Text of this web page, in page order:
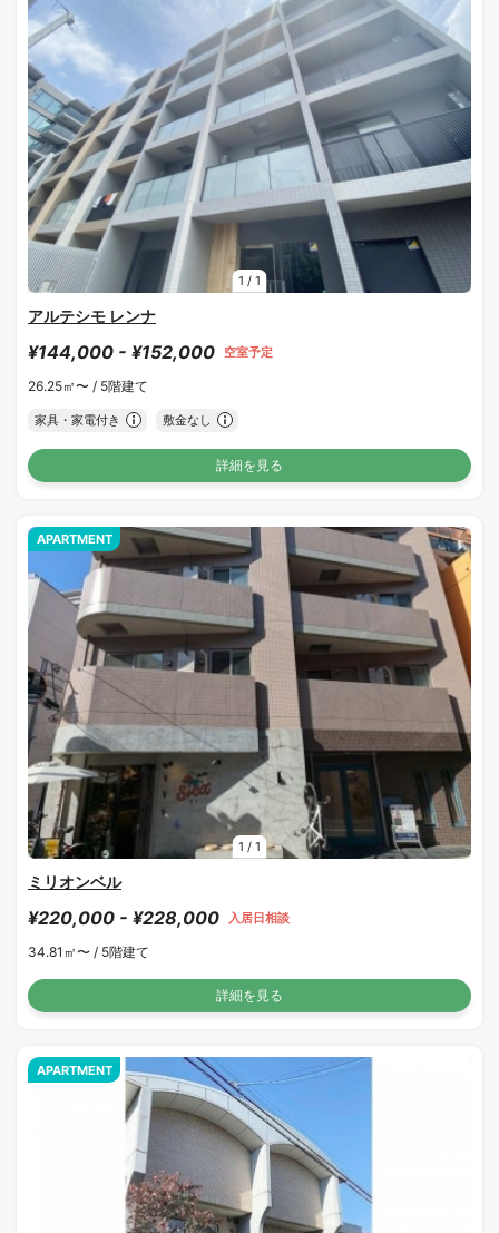
1 / 1
アルテシモ レンナ
¥144,000 - ¥152,000 空室予定
26.25㎡〜 / 5階建て
家具・家電付き 敷金なし
詳細を見る
1 / 1
APARTMENT
ミリオンベル
¥220,000 - ¥228,000 入居日相談
34.81㎡〜 / 5階建て
詳細を見る
APARTMENT